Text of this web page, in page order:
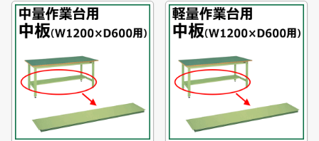
カートへ進む
無料お見積する
お買い物を続ける